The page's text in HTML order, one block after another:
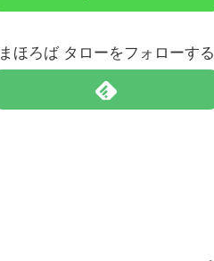
まほろば タローをフォローする